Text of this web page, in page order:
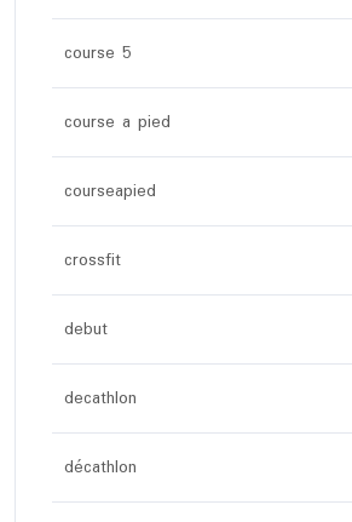
course 5
course a pied
courseapied
crossfit
debut
decathlon
décathlon